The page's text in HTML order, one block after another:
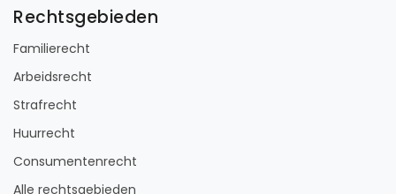
Rechtsgebieden
Familierecht
Arbeidsrecht
Strafrecht
Huurrecht
Consumentenrecht
Alle rechtsgebieden